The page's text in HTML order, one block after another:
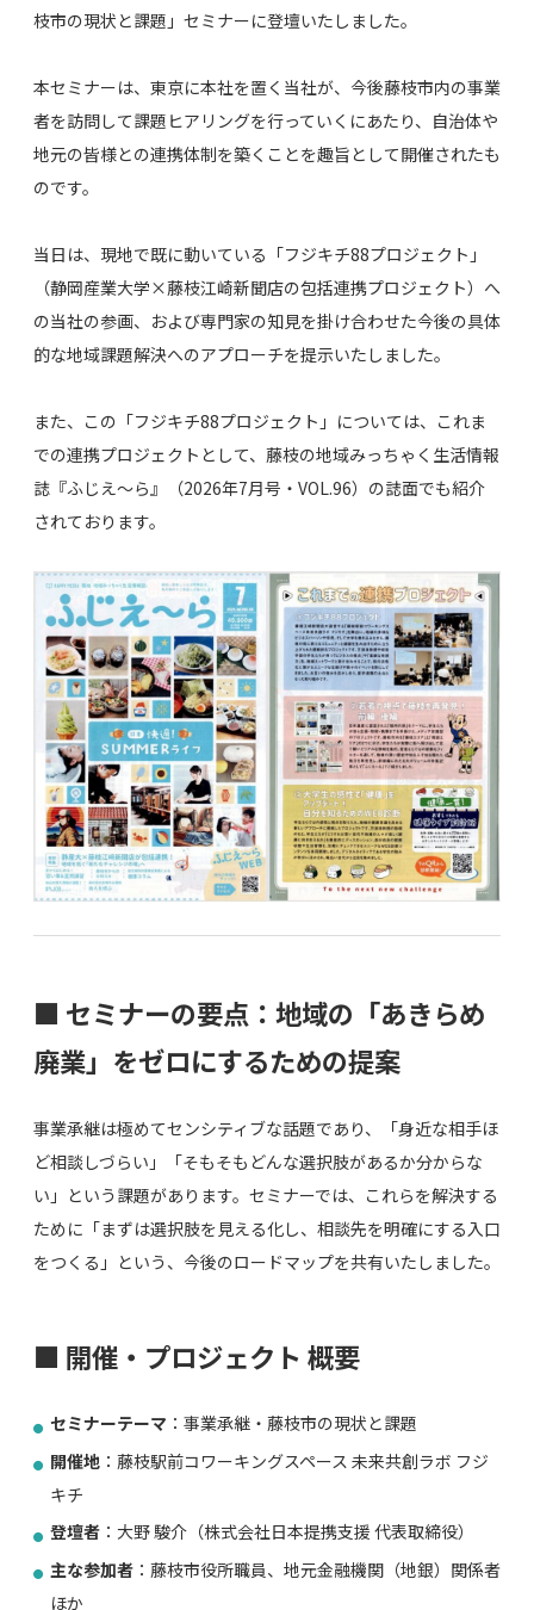
枝市の現状と課題」セミナーに登壇いたしました。
本セミナーは、東京に本社を置く当社が、今後藤枝市内の事業
者を訪問して課題ヒアリングを行っていくにあたり、自治体や
地元の皆様との連携体制を築くことを趣旨として開催されたも
のです。
当日は、 現地で既に動いている「フジキチ88プロジェクト」
（静岡産業大学×藤枝江崎新聞店の包括連携プロジェクト）へ
の当社の参画、 および専門家の知見を掛け合わせた今後の具体
的な地域課題解決へのアプローチを提示いたしました。
また、この「フジキチ88プロジェクト」については、これま
での連携プロジェクトとして、藤枝の地域みっちゃく生活情報
誌『ふじえ～ら』（2026年7月号・VOL.96）の誌面でも紹介
されております。
■ セミナーの要点：地域の「あきらめ
廃業」をゼロにするための提案
事業承継は極めてセンシティブな話題であり、
「身近な相手ほ
ど相談しづらい」「そもそもどんな選択肢があるか分からな
い」という課題があります。 セミナーでは、 これらを解決する
ために「まずは選択肢を見える化し、 相談先を明確にする入口
をつくる」という、 今後のロードマップを共有いたしました。
■ 開催・プロジェクト 概要
セミナーテーマ ：事業承継・藤枝市の現状と課題
開催地 ：藤枝駅前コワーキングスペース 未来共創ラボ フジ
キチ
登壇者 ：大野 駿介（株式会社日本提携支援 代表取締役）
主な参加者 ：藤枝市役所職員、地元金融機関（地銀）関係者
ほか